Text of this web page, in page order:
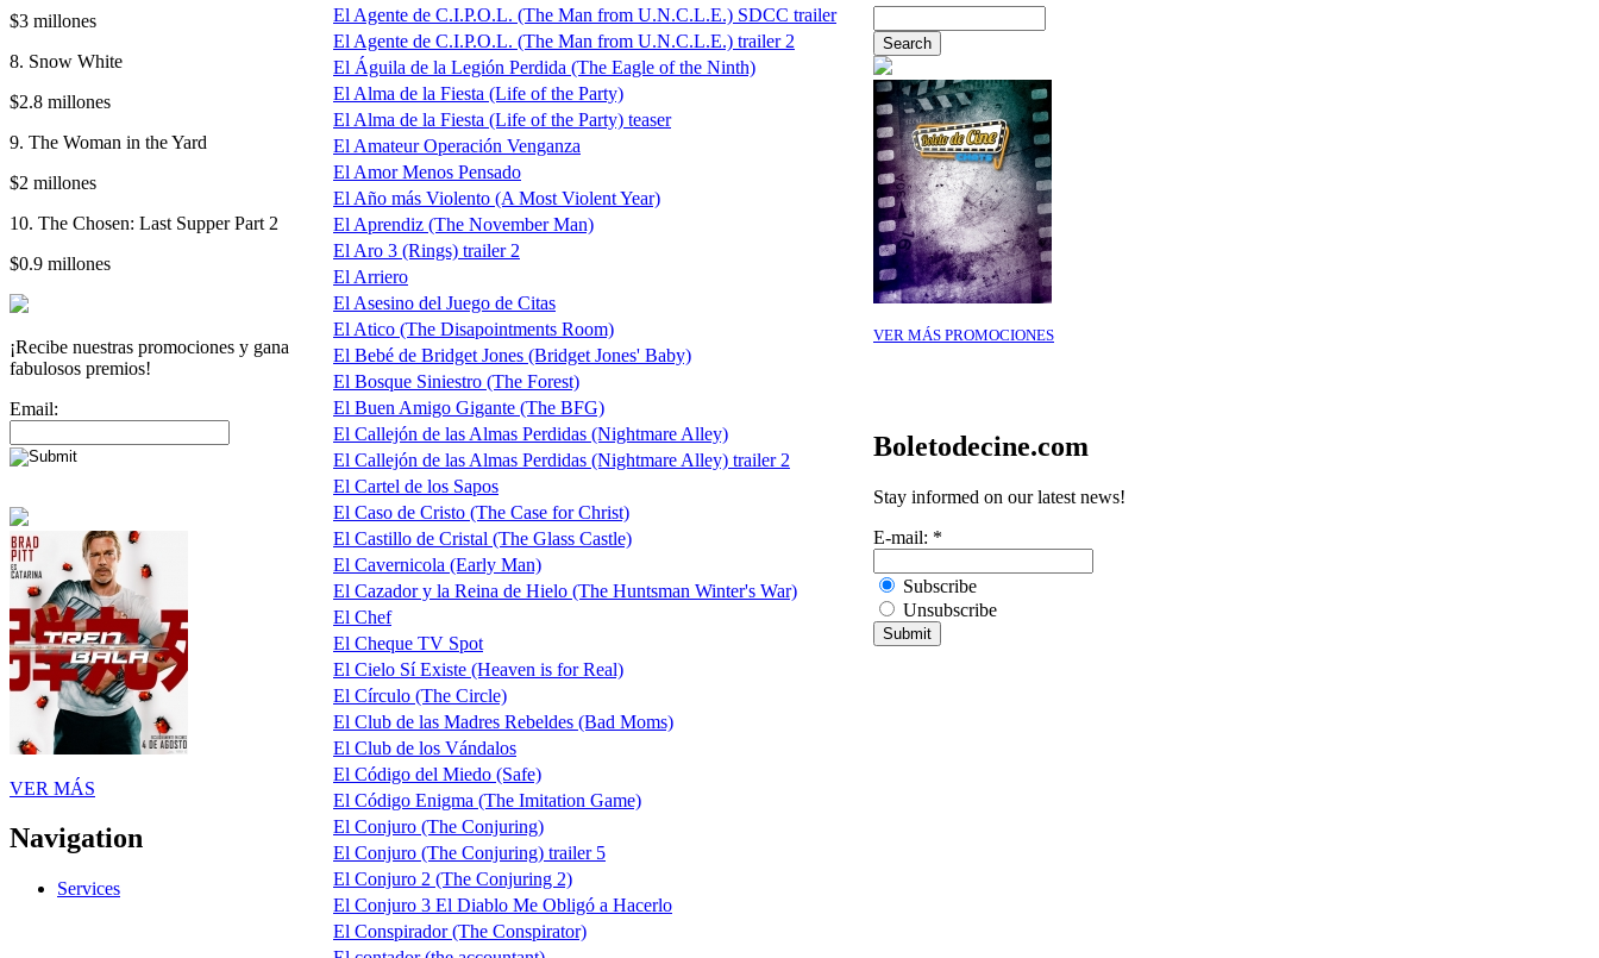
$3 millones
8. Snow White
$2.8 millones
9. The Woman in the Yard
$2 millones
10. The Chosen: Last Supper Part 2
$0.9 millones
¡Recibe nuestras promociones y gana
fabulosos premios!
Email:
VER MÁS
Navigation
Services
El Agente de C.I.P.O.L. (The Man from U.N.C.L.E.) SDCC trailer
El Agente de C.I.P.O.L. (The Man from U.N.C.L.E.) trailer 2
El Águila de la Legión Perdida (The Eagle of the Ninth)
El Alma de la Fiesta (Life of the Party)
El Alma de la Fiesta (Life of the Party) teaser
El Amateur Operación Venganza
El Amor Menos Pensado
El Año más Violento (A Most Violent Year)
El Aprendiz (The November Man)
El Aro 3 (Rings) trailer 2
El Arriero
El Asesino del Juego de Citas
El Atico (The Disapointments Room)
El Bebé de Bridget Jones (Bridget Jones' Baby)
El Bosque Siniestro (The Forest)
El Buen Amigo Gigante (The BFG)
El Callejón de las Almas Perdidas (Nightmare Alley)
El Callejón de las Almas Perdidas (Nightmare Alley) trailer 2
El Cartel de los Sapos
El Caso de Cristo (The Case for Christ)
El Castillo de Cristal (The Glass Castle)
El Cavernicola (Early Man)
El Cazador y la Reina de Hielo (The Huntsman Winter's War)
El Chef
El Cheque TV Spot
El Cielo Sí Existe (Heaven is for Real)
El Círculo (The Circle)
El Club de las Madres Rebeldes (Bad Moms)
El Club de los Vándalos
El Código del Miedo (Safe)
El Código Enigma (The Imitation Game)
El Conjuro (The Conjuring)
El Conjuro (The Conjuring) trailer 5
El Conjuro 2 (The Conjuring 2)
El Conjuro 3 El Diablo Me Obligó a Hacerlo
El Conspirador (The Conspirator)
VER MÁS PROMOCIONES
Boletodecine.com
Stay informed on our latest news!
E-mail: *
Subscribe
Unsubscribe